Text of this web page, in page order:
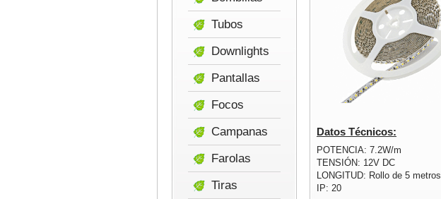
Datos Técnicos:
POTENCIA: 7.2W/m
TENSIÓN: 12V DC
LONGITUD: Rollo de 5 metros
IP: 20
Tubos
Downlights
Pantallas
Focos
Campanas
Farolas
Tiras